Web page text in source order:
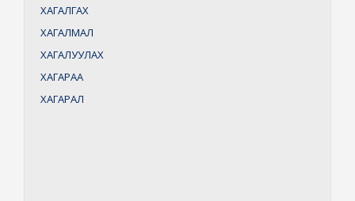
ХАГАЛГАХ
ХАГАЛМАЛ
ХАГАЛУУЛАХ
ХАГАРАА
ХАГАРАЛ